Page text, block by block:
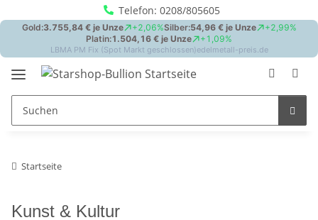
Telefon: 0208/805605
Startseite
Kunst & Kultur